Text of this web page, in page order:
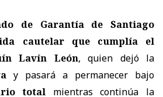
de Garantía de Santiago
cautelar que cumplía el
Lavín León, quien dejó la
y pasará a permanecer bajo
total mientras continúa la